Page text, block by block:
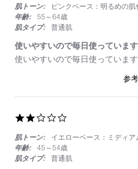
が
長
持
rating
肌トーン:
ピンクベース：明るめの肌
年齢:
55～64歳
肌タイプ:
普通肌
使いやすいので毎日使っています
Review
Feb
review
や
い
で
毎
日
使いやすいので毎日使っています
rating
肌トーン:
イエローベース：ミディ
年齢:
45～54歳
肌タイプ:
普通肌